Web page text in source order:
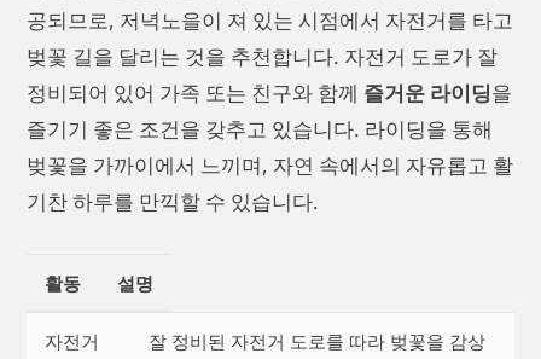
공되므로, 저녁노을이 져 있는 시점에서 자전거를 타고
벚꽃 길을 달리는 것을 추천합니다. 자전거 도로가 잘
정비되어 있어 가족 또는 친구와 함께 즐거운 라이딩을
즐기기 좋은 조건을 갖추고 있습니다. 라이딩을 통해
벚꽃을 가까이에서 느끼며, 자연 속에서의 자유롭고 활
기찬 하루를 만끽할 수 있습니다.
활동 설명
자전거
잘 정비된 자전거 도로를 따라 벚꽃을 감상